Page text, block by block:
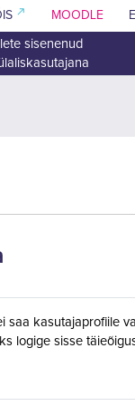
MOODLE
sisenenud
saa kasutajaprofiile
logige sisse